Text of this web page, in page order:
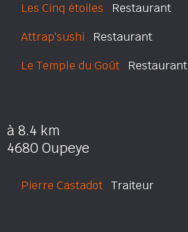
Les Cinq étoiles Restaurant
Attrap'sushi Restaurant
Le Temple du Goût Restaurant
à 8.4 km
4680 Oupeye
Pierre Castadot Traiteur